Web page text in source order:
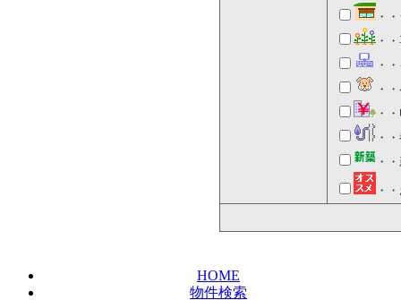
・
・
・
・
・
・
・
・
HOME
物件検索